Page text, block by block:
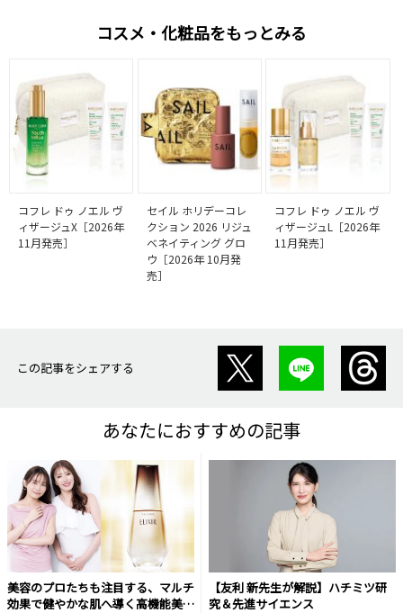
コスメ・化粧品をもっとみる
コフレ ドゥ ノエル ヴ
ィザージュX［2026年
11月発売］
セイル ホリデーコレ
クション 2026 リジュ
ベネイティング グロ
ウ［2026年 10月発
売］
コフレ ドゥ ノエル ヴ
ィザージュL［2026年
11月発売］
この記事をシェアする
あなたにおすすめの記事
美容のプロたちも注目する、マルチ
効果で健やかな肌へ導く高機能美容
【友利 新先生が解説】ハチミツ研
究＆先進サイエンス